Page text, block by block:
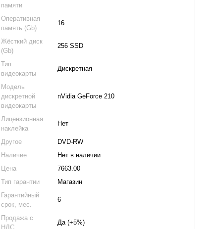
памяти
Оперативная
память (Gb)
16
Жёсткий диск
(Gb)
256 SSD
Тип
видеокарты
Дискретная
Модель
дискретной
видеокарты
nVidia GeForce 210
Лицензионная
наклейка
Нет
Другое
DVD-RW
Наличие
Нет в наличии
Цена
7663.00
Тип гарантии
Магазин
Гарантийный
срок, мес.
6
Продажа с
НДС
Да (+5%)